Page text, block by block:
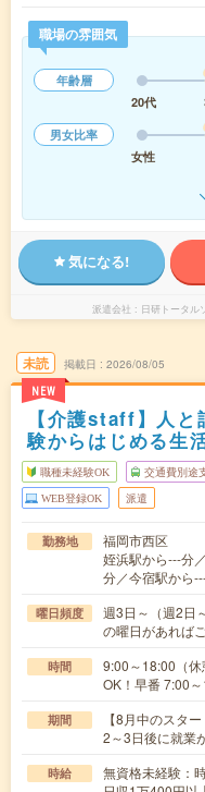
職場の雰囲気
年齢層
20代
男女比率
女性
気になる!
派遣会社 日研トータ
未読
NEW
掲載日 2026/08/05
【介護staff】人と
験からはじめる生
職種未経験OK 交通費別途
WEB登録OK 派遣
勤務地
福岡市西区
姪浜駅から---分
分／今宿駅から
曜日頻度
週3日～（週2日
の曜日があれば
時間
9:00～18:00（
OK！早番 7:00
期間
【8月中のスタ
2～3日後に就業
時給
無資格未経験